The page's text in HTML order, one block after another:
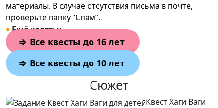
материалы. В случае отсутствия письма в почте,
проверьте папку “Спам”.
♦Ещё квесты:
⇒ Все квесты до 16 лет
⇒ Все квесты до 10 лет
Сюжет
Квест Хаги Ваги